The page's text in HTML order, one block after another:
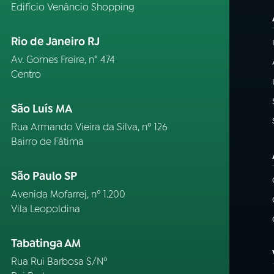
Edifício Venâncio Shopping
Rio de Janeiro RJ
Av. Gomes Freire, n° 474
Centro
São Luís MA
Rua Armando Vieira da Silva, nº 126
Bairro de Fátima
São Paulo SP
Avenida Mofarrej, nº 1.200
Vila Leopoldina
Tabatinga AM
Rua Rui Barbosa S/Nº